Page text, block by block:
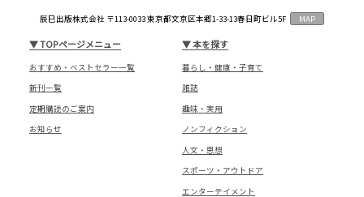
辰巳出版株式会社 〒113-0033 東京都文京区本郷1-33-13春日町ビル5F MAP
▼TOPページメニュー
おすすめ・ベストセラー一覧
新刊一覧
定期購読のご案内
お知らせ
▼本を探す
暮らし・健康・子育て
雑誌
趣味・実用
ノンフィクション
人文・思想
スポーツ・アウトドア
エンターテイメント